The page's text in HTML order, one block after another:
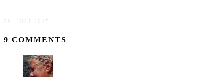
29. JULI 2015
9 COMMENTS